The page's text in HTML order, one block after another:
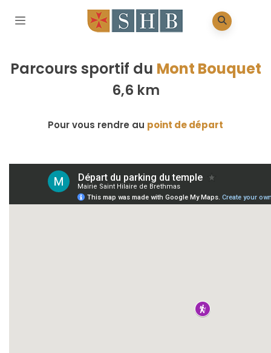
Parcours sportif du Mont Bouquet
6,6 km
Pour vous rendre au point de départ